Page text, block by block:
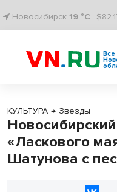
Новосибирск 19 °C
Все
КУЛЬТУРА → Звезды
«Ласкового
Шатунова с